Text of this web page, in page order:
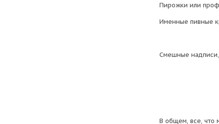
Пирожки или
Именные пивные
Смешные
В общем, все, что